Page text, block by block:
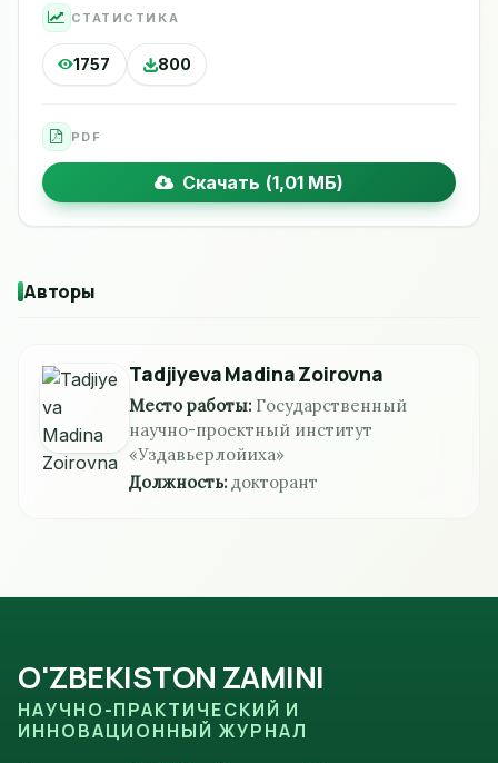
СТАТИСТИКА
1757 800
PDF
Скачать (1,01 МБ)
Авторы
Tadjiyeva Madina Zoirovna
Место работы: Государственный
научно-проектный институт
«Уздавьерлойиха»
Должность: докторант
O'ZBEKISTON ZAMINI
НАУЧНО-ПРАКТИЧЕСКИЙ И
ИННОВАЦИОННЫЙ ЖУРНАЛ